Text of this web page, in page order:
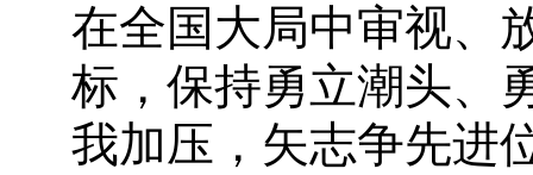
在全国大局中审视、
标，保持勇立潮头、
我加压，矢志争先进